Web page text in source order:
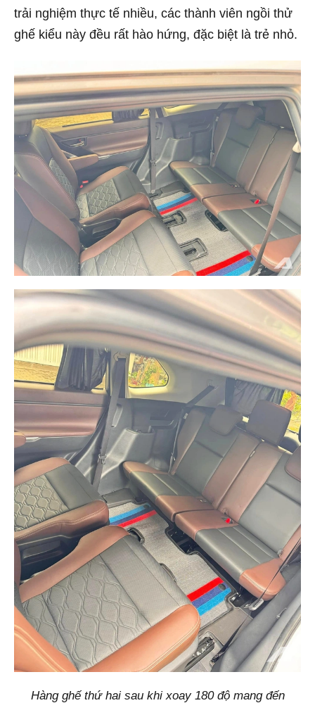
trải nghiệm thực tế nhiều, các thành viên ngồi thử
ghế kiểu này đều rất hào hứng, đặc biệt là trẻ nhỏ.
Hàng ghế thứ hai sau khi xoay 180 độ mang đến